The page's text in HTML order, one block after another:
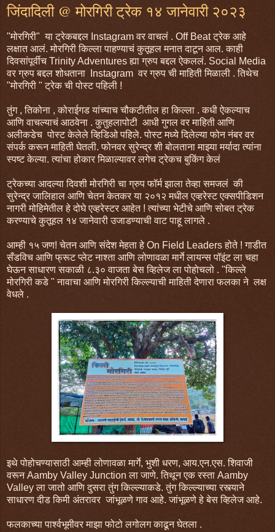
जिंदादिली @ मोरगिरी ट्रेक १४ जानेवारी २०२३
"मोरगिरी" या ट्रेकबद्दल Instagram वर वाचलं . Off Beat ट्रेक आहे
लक्षात आलं. मोरगिरी किल्ला पाहण्याचं कुतूहल मनात दाटून आल. काही
दिवसांपूर्वीच Trinity Adventures ह्या ग्रुप बद्दल ऐकललं. Social Media
वर ग्रुप बद्दल शोधताना Instagram वर ग्रुप ची माहिती मिळाली . तिथेच
"मोरगिरी " ट्रेक ची पोस्ट पहिली !
तुंग , तिकोना , कोराईगड यांच्याच चौकटीतील हा किल्ला . कधी ऐकल्याच
आणि वाचल्याचं आठवेना . कुतुहलापोटी आधी गुगल वर माहिती आणि
अलीकडेच पोस्ट केलेले व्हिडिओ पहिले. पोस्ट मध्ये दिलेल्या फोन नंबर वर
संपर्क करून माहिती घेतली. फोनवर सुरेन्द्र शी बोलताना माझ्या मर्यादा त्यांना
स्पष्ट केल्या. त्यांचा होकार मिळाल्यावर लगेच ट्रेकच बुकिंग केलं
ट्रेकच्या आदल्या दिवशी मोरगिरी चा ग्रुप फॉर्म झाला तेव्हा समजलं की
सुरेन्द्र जालिहाल आणि चेतन केतकर या २०१२ मधील एव्हरेस्ट एक्सपीडिशन
नागरी मोहिमेतील हे दोघे एव्हरेस्टर आहेत ! त्यांच्या भेटीचे आणि सोबत ट्रेक
करण्याचे कुतूहल १४ जानेवारी उजाडण्याची वाट पाहू लागले .
आम्ही १५ जण! चेतन आणि संदेश मेहता हे On Field Leaders होते ! गाडीत
सँडविच आणि फ्रूट प्लेट नाश्ता आणि लोणावळा मार्गे लायन्स पॉइंट ला चहा
घेऊन साधारण सकाळी ८.३० वाजता बेस व्हिलेज ला पोहोचलो . "किल्ले
मोरगिरी कडे " नावाचा आणि मोरगिरी किल्ल्याची माहिती देणारा फलका ने लक्ष
वेधले .
इथे पोहोचण्यासाठी आम्ही लोणावळा मार्गे, भुशी धरण, आय.एन.एस. शिवाजी
वरून Aamby Valley Junction ला जाणे. तिथून एक रस्ता Aamby
Valley ला जातो आणि दुसरा तुंग किल्ल्याकडे. तुंग किल्ल्याच्या रस्त्याने
साधारण दीड किमी अंतरावर जांभूळणे गाव आहे. जांभूळणे हे बेस व्हिलेज आहे.
फलकाच्या पार्श्वभूमीवर माझा फोटो लगोलग काढून घेतला .